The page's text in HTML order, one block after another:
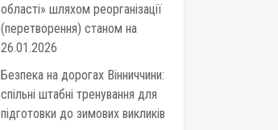
області» шляхом реорганізації
(перетворення) станом на
26.01.2026
Безпека на дорогах Вінниччини:
спільні штабні тренування для
підготовки до зимових викликів